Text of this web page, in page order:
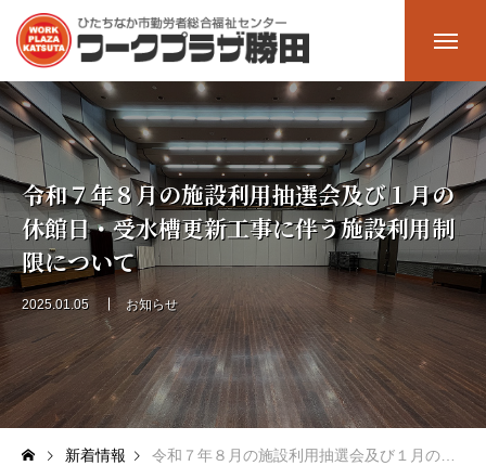
ホーム Home
施設一覧 Facility
多目的ホール
大会議室
中会議室
研修室2
令和７年８月の施設利用抽選会及び１月の
休館日・受水槽更新工事に伴う施設利用制
限について
2025.01.05 お知らせ
新着情報 令和７年８月の施設利用抽選会及び１月の休館日・受水槽更新工事に伴う施設利用制限について